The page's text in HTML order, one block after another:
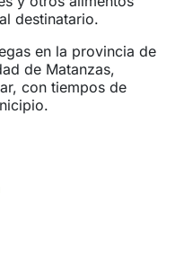
destinatario.
en la provincia de
de Matanzas,
con tiempos de